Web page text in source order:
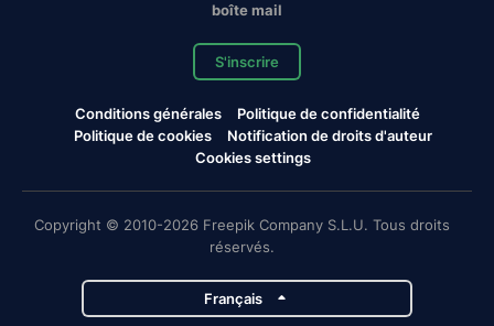
boîte mail
S'inscrire
Conditions générales
Politique de confidentialité
Politique de cookies
Notification de droits d'auteur
Cookies settings
Copyright © 2010-2026 Freepik Company S.L.U. Tous droits
réservés.
Français